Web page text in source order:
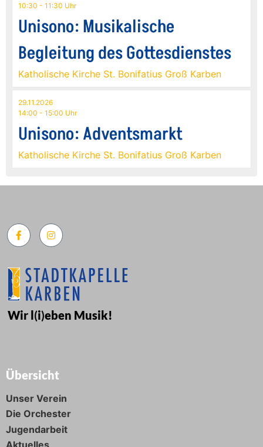
10:30 - 11:30 Uhr
Unisono: Musikalische
Begleitung des Gottesdienstes
Katholische Kirche St. Bonifatius Groß Karben
29.11.2026
14:00 - 15:00 Uhr
Unisono: Adventsmarkt
Katholische Kirche St. Bonifatius Groß Karben
Wir l(i)eben Musik!
Übersicht
Unser Verein
Die Orchester
Jugendarbeit